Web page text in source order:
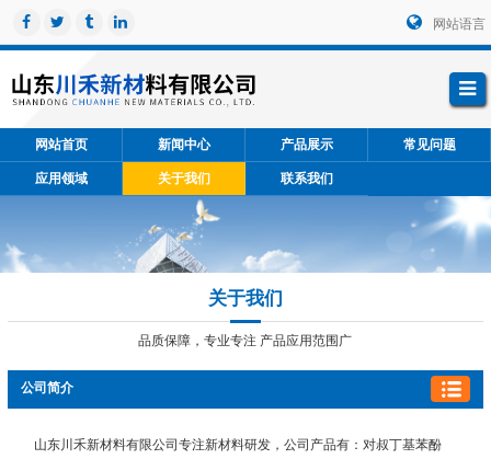
网站语言
网站首页 新闻中心 产品展示 常见问题
应用领域 关于我们 联系我们
关于我们
品质保障，专业专注 产品应用范围广
公司简介
山东川禾新材料有限公司专注新材料研发，公司产品有：对叔丁基苯酚